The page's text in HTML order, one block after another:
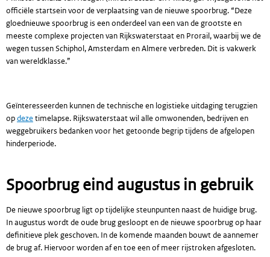
officiële startsein voor de verplaatsing van de nieuwe spoorbrug. “Deze
gloednieuwe spoorbrug is een onderdeel van een van de grootste en
meeste complexe projecten van Rijkswaterstaat en Prorail, waarbij we de
wegen tussen Schiphol, Amsterdam en Almere verbreden. Dit is vakwerk
van wereldklasse.”
Geïnteresseerden kunnen de technische en logistieke uitdaging terugzien
opdezetimelapse. Rijkswaterstaat wil alle omwonenden, bedrijven en
weggebruikers bedanken voor het getoonde begrip tijdens de afgelopen
hinderperiode.
Spoorbrug eind augustus in gebruik
De nieuwe spoorbrug ligt op tijdelijke steunpunten naast de huidige brug.
In augustus wordt de oude brug gesloopt en de nieuwe spoorbrug op haar
definitieve plek geschoven. In de komende maanden bouwt de aannemer
de brug af. Hiervoor worden af en toe een of meer rijstroken afgesloten.